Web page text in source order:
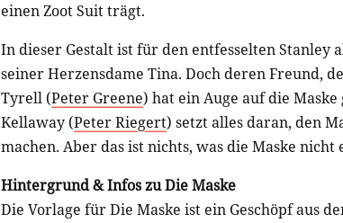
einen Zoot Suit trägt.
In dieser Gestalt ist für den entfesselten Stanley
seiner Herzensdame Tina. Doch deren Freund,
Tyrell (Peter Greene) hat ein Auge auf die
Kellaway (Peter Riegert) setzt alles daran, den
machen. Aber das ist nichts, was die Maske
Hintergrund & Infos zu Die Maske
Die Vorlage für Die Maske ist ein Geschöpf aus